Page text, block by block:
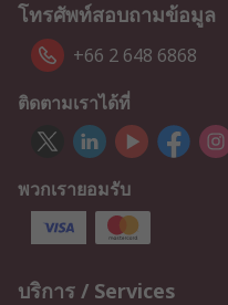
โทรศัพท์สอบถามข้อมูล
+66 2 648 6868
ติดตามเราได้ที่
พวกเรายอมรับ
บริการ / Services